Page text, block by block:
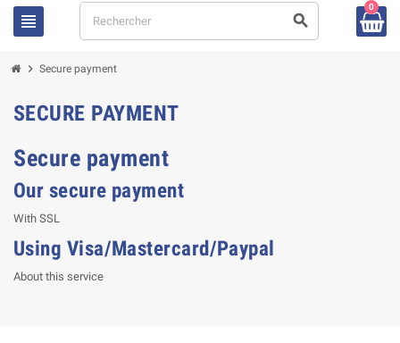
view_headline search
0
chevron_right Secure payment
SECURE PAYMENT
Secure payment
Our secure payment
With SSL
Using Visa/Mastercard/Paypal
About this service